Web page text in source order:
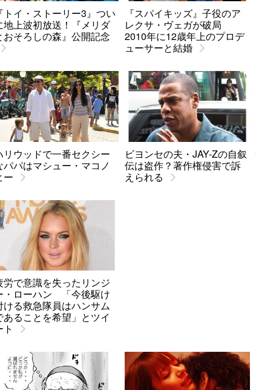
『トイ・ストーリー3』つい
地上波初放送！『メリダ
おそろしの森』公開記念
『スパイキッズ』子役のア
レクサ・ヴェガが破局
2010年に12歳年上のプロデ
ューサーと結婚
リウッドで一番セクシー
パパはマシュー・マコノ
ー
ビヨンセの夫・JAY-Zの自叙
伝は盗作？著作権侵害で訴
えられる
労で意識を失ったリンジ
・ローハン 「今後駆け
ける救急隊員はハンサム
あることを希望」とツイ
ト